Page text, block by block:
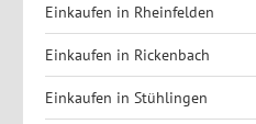
Einkaufen in Rheinfelden
Einkaufen in Rickenbach
Einkaufen in Stühlingen